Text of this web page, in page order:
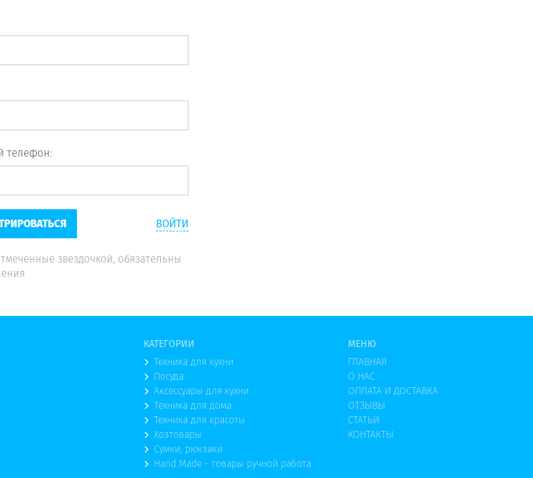
телефон:
ВОЙТИ
звездочкой, обязательны
КАТЕГОРИИ
Техника для кухни
Посуда
Аксессуары для кухни
Техника для дома
Техника для красоты
Хозтовары
Сумки, рюкзаки
Hand Made - товары ручной работа
МЕНЮ
ГЛАВНАЯ
О НАС
ОПЛАТА И ДОСТАВКА
ОТЗЫВЫ
СТАТЬИ
КОНТАКТЫ